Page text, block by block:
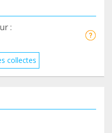
:
collectes